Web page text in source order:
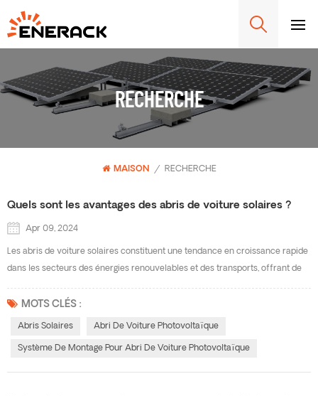
RECHERCHE
MAISON / RECHERCHE
Quels sont les avantages des abris de voiture solaires ?
Apr 09, 2024
Les abris de voiture solaires constituent une tendance en croissance rapide
dans les secteurs des énergies renouvelables et des transports, offrant de
Enerack est un fabricant professionnel de systèmes de montage pour abris
MOTS CLÉS :
Abris Solaires Abri De Voiture Photovoltaïque
Système De Montage Pour Abri De Voiture Photovoltaïque